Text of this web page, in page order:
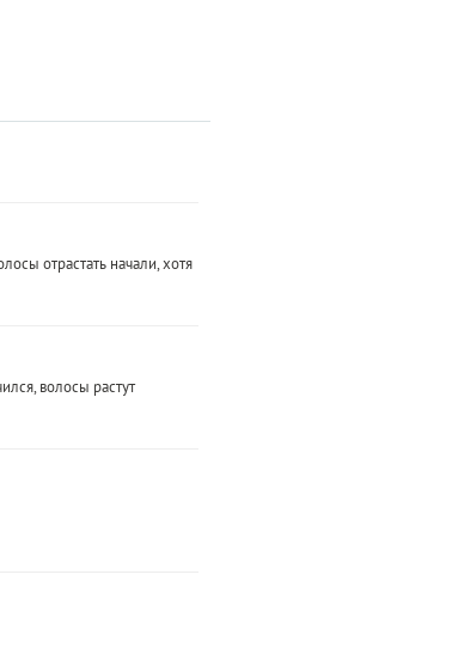
отрастать начали, хотя
волосы растут